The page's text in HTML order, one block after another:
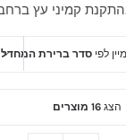
מיין לפיסדר ברירת המחדל
הצג16 מוצרים